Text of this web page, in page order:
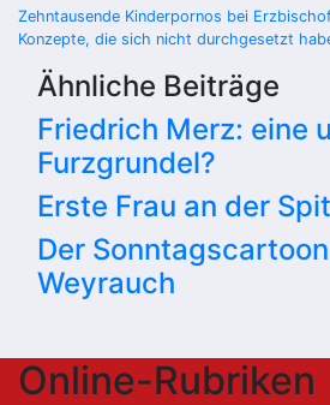
Zehntausende Kinderpornos bei
Konzepte, die sich nicht durchgesetzt
Ähnliche Beiträge
Friedrich Merz: eine
Furzgrundel?
Erste Frau an der
Der
Weyrauch
Online-Rubriken